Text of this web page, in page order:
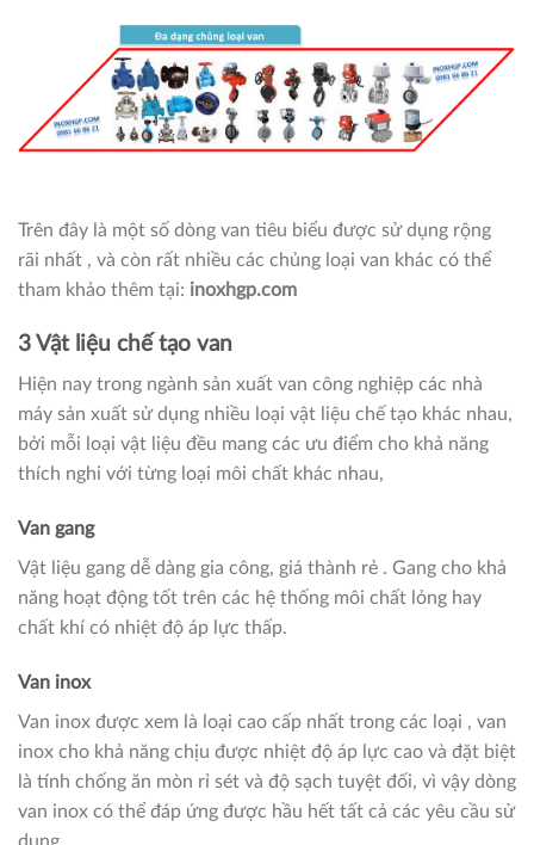
Trên đây là một số dòng van tiêu biểu được sử dụng rộng
rãi nhất , và còn rất nhiều các chủng loại van khác có thể
tham khảo thêm tại: inoxhgp.com
3 Vật liệu chế tạo van
Hiện nay trong ngành sản xuất van công nghiệp các nhà
máy sản xuất sử dụng nhiều loại vật liệu chế tạo khác nhau,
bởi mỗi loại vật liệu đều mang các ưu điểm cho khả năng
thích nghi với từng loại môi chất khác nhau,
Van gang
Vật liệu gang dễ dàng gia công, giá thành rẻ . Gang cho khả
năng hoạt động tốt trên các hệ thống môi chất lỏng hay
chất khí có nhiệt độ áp lực thấp.
Van inox
Van inox được xem là loại cao cấp nhất trong các loại , van
inox cho khả năng chịu được nhiệt độ áp lực cao và đặt biệt
là tính chống ăn mòn rỉ sét và độ sạch tuyệt đối, vì vậy dòng
van inox có thể đáp ứng được hầu hết tất cả các yêu cầu sử